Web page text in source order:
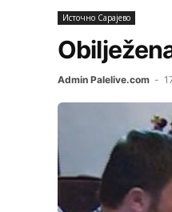
Источно Сарајево
Admin Palelive.com -